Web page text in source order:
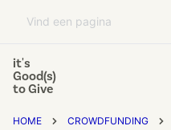
it's
Good(s)
to Give
HOME CROWDFUNDING